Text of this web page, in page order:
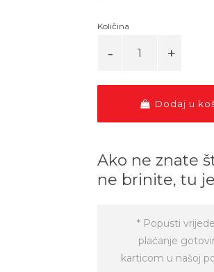
Količina
Dodaj u
Ako ne znate
ne brinite, tu je
* Popusti
plaćanje
karticom u našoj